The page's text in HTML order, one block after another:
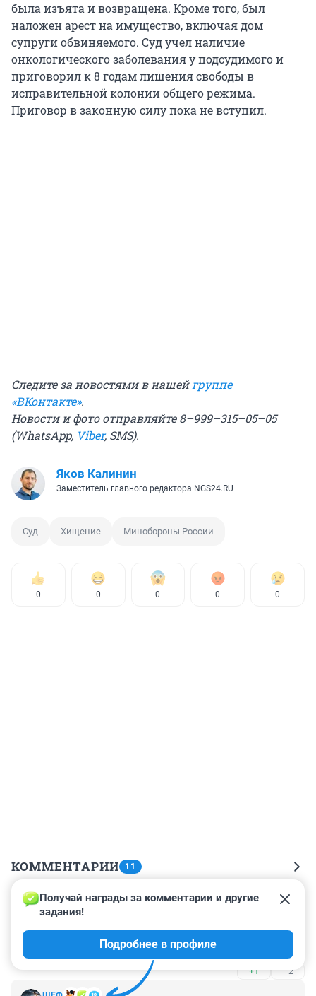
была изъята и возвращена. Кроме того, был
наложен арест на имущество, включая дом
супруги обвиняемого. Суд учел наличие
онкологического заболевания у подсудимого и
приговорил к 8 годам лишения свободы в
исправительной колонии общего режима.
Приговор в законную силу пока не вступил.
Следите за новостями в нашейгруппе
«ВКонтакте».
Новости и фото отправляйте 8–999–315–05–05
(WhatsApp, Viber, SMS).
Яков Калинин
Заместитель главного редактора NGS24.RU
Суд Хищение Минобороны России
0 0 0 0 0
КОММЕНТАРИИ 11
Гость
28 февраля 2019, 14:52
Обычное житейское дело. Со всяким может
+1 –2
Получай награды за комментарии и другие
задания!
Подробнее в профиле